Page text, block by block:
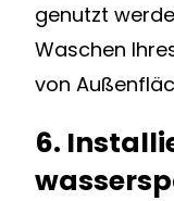
genutzt
Waschen
von
6.